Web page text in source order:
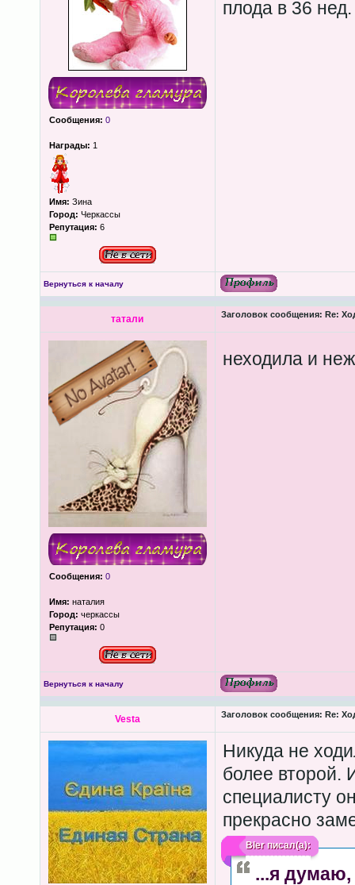
Сообщения: 0
Награды: 1
Имя: Зина
Город: Черкассы
Репутация: 6
плода в 36
Вернуться к началу
татали Заголовок сообщения: Re:
Сообщения: 0
Имя: наталия
Город: черкассы
Репутация: 0
неходила и
Вернуться к началу
Vesta Заголовок сообщения: Re:
Никуда не
более второй.
специалисту
прекрасно
Blerписал(а):
...я